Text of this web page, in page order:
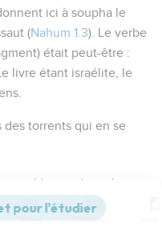
ici à soupha le
(Nahum 1.3). Le verbe
était peut-être :
livre étant israélite, le
des torrents qui en se
complément du verbe
de montagnes qui
Strong